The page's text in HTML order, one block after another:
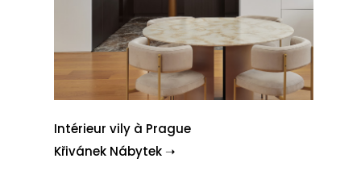
Intérieur vily à Prague
Křivánek Nábytek ➝